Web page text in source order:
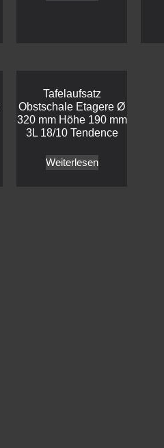
Tafelaufsatz
Obstschale Etagere Ø
320 mm Höhe 190 mm
3L 18/10 Tendence
Weiterlesen